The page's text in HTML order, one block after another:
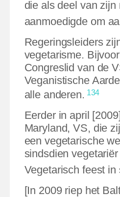
die als deel van
aanmoedigde om
Regeringsleiders
vegetarisme.
Congreslid van de
Veganistische
alle anderen. 134
Eerder in april
Maryland, VS, die
een vegetarische
sindsdien
Vegetarisch feest
[In 2009 riep het